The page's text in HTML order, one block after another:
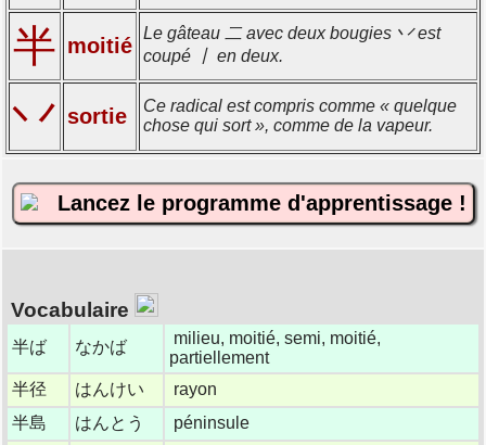
半 moitié
Le gâteau 二 avec deux bougies 丷 est
coupé 丨 en deux.
丷 sortie
Ce radical est compris comme « quelque
chose qui sort », comme de la vapeur.
Lancez le programme d'apprentissage !
Vocabulaire
半ば なかば
milieu, moitié, semi, moitié,
partiellement
半径
はんけい
rayon
半島
はんとう péninsule